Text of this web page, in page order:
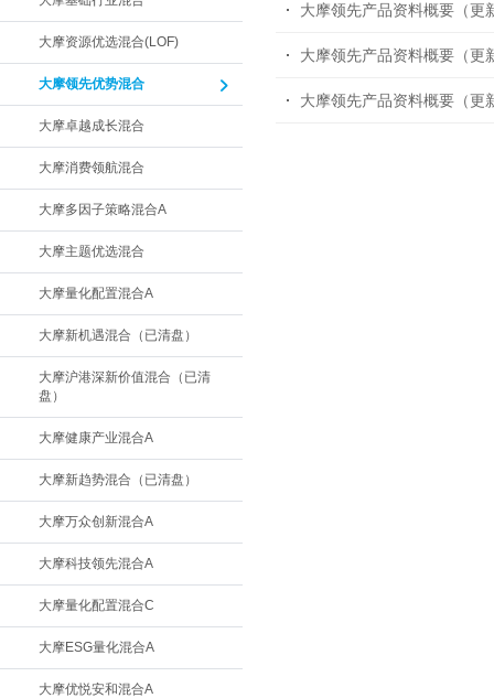
大摩资源优选混合(LOF)
大摩领先优势混合
大摩卓越成长混合
大摩消费领航混合
大摩多因子策略混合A
大摩主题优选混合
大摩量化配置混合A
大摩新机遇混合（已清盘）
大摩沪港深新价值混合（已清
盘）
大摩健康产业混合A
大摩新趋势混合（已清盘）
大摩万众创新混合A
大摩科技领先混合A
大摩量化配置混合C
大摩ESG量化混合A
大摩优悦安和混合A
大摩领先产品资料概要（更
大摩领先产品资料概要（更
大摩领先产品资料概要（更